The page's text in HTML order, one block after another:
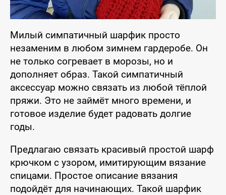
Милый симпатичный шарфик просто
незаменим в любом зимнем гардеробе. Он
не только согревает в морозы, но и
дополняет образ. Такой симпатичный
аксессуар можно связать из любой тёплой
пряжи. Это не займёт много времени, и
готовое изделие будет радовать долгие
годы.
Предлагаю связать красивый простой шарф
крючком с узором, имитирующим вязание
спицами. Простое описание вязания
подойдёт для начинающих. Такой шарфик